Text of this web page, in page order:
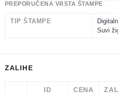
PREPORUČENA VRSTA ŠTAMPE
TIP ŠTAMPE
Suvi
ZALIHE
ID CENA